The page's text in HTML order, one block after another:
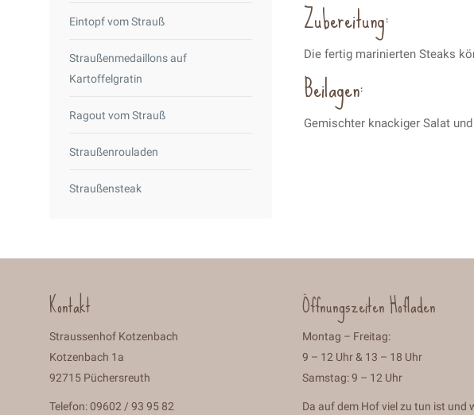
Zubereitung:
Die fertig marinierten Steaks
Beilagen:
Gemischter knackiger Salat
Eintopf vom Strauß
Straußenmedaillons auf
Kartoffelgratin
Ragout vom Strauß
Straußenrouladen
Straußensteak
Kontakt
Straussenhof Kotzenbach
Kotzenbach 1a
92715 Püchersreuth
Telefon: 09602 / 93 95 82
Öffnungszeiten Hofladen
Montag – Freitag:
9 – 12 Uhr & 13 – 18 Uhr
Samstag: 9 – 12 Uhr
Da auf dem Hof viel zu tun ist und